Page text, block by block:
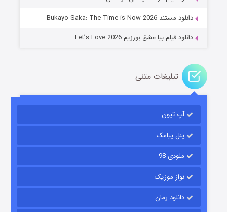
باب اسفنجی فصل ۱۷
قسمت۶ (زیرنویس) منتشر شد
دانلود مستند Bukayo Saka: The Time is Now 2026
دانلود فیلم بیا عشق بورزیم Let’s Love 2026
تبلیغات متنی
آپ تیون
پنل پیامک
ملودی 98
نواز موزیک
دانلود رمان